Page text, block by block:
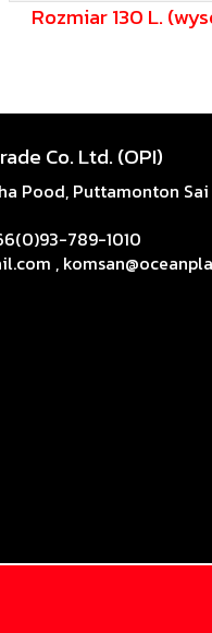
Rozmiar 130 L.
Co. Ltd. (OPI)
Pood, Puttamonton
789-1010
,